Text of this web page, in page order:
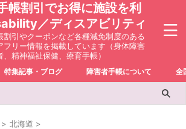
帳割引でお得に施設を利
／ディスアビリティ
割引やクーポンなど各種減免制度のある
フリー情報を掲載しています（身体障害
、精神福祉保健、療育手帳）
特集記事・ブログ 障害者手帳について 全
> 北海道 >